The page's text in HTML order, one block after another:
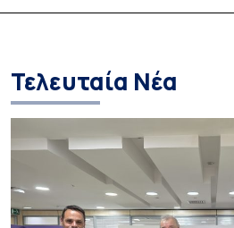
επιλογή για τους
Τελευταία Νέα